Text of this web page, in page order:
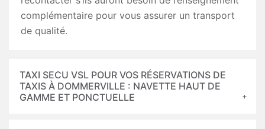
complémentaire pour vous assurer un transport
de qualité.
TAXI SECU VSL POUR VOS RÉSERVATIONS DE
TAXIS À DOMMERVILLE : NAVETTE HAUT DE
GAMME ET PONCTUELLE